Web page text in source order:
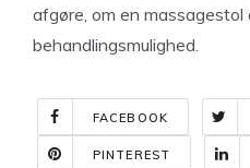
afgøre, om en massagestol
behandlingsmulighed.
FACEBOOK
PINTEREST